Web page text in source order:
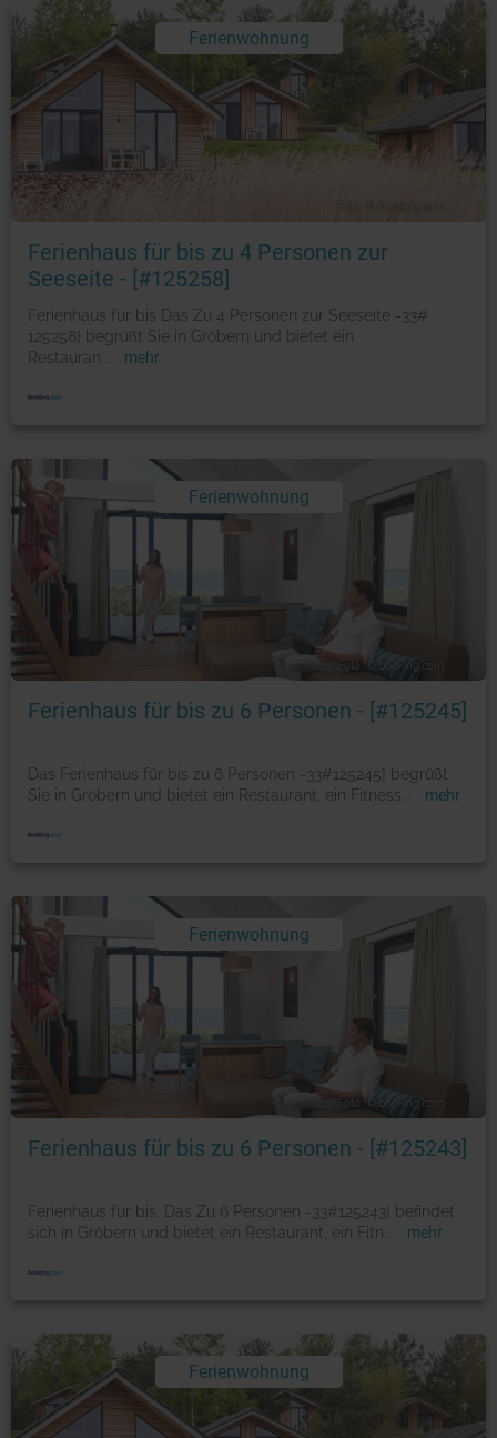
Ferienwohnung
Ferienhaus für bis zu 4 Personen zur
Seeseite - [#125258]
Ferienhaus für bis Das Zu 4 Personen zur Seeseite -33#
125258] begrüßt Sie in Gröbern und bietet ein
Restauran
mehr
Ferienwohnung
Foto: © booking.com
Ferienhaus für bis zu 6 Personen - [#125245]
Das Ferienhaus für bis zu 6 Personen -33#125245] begrüßt
Sie in Gröbern und bietet ein Restaurant, ein Fitness
mehr
Ferienwohnung
Foto: © booking.com
Ferienhaus für bis zu 6 Personen - [#125243]
Ferienhaus für bis. Das Zu 6 Personen -33#125243] befindet
sich in Gröbern und bietet ein Restaurant, ein Fitn
mehr
Ferienwohnung